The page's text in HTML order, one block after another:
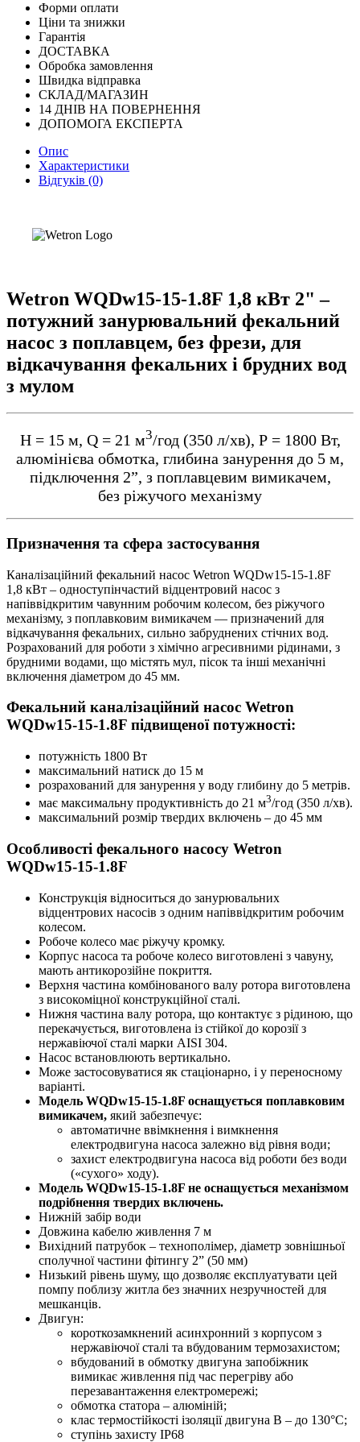
Форми оплати
Ціни та знижки
Гарантія
ДОСТАВКА
Обробка замовлення
Швидка відправка
СКЛАД/МАГАЗИН
14 ДНІВ НА ПОВЕРНЕННЯ
ДОПОМОГА ЕКСПЕРТА
Опис
Характеристики
Відгуків (0)
Wetron WQDw15-15-1.8F 1,8 кВт 2" –
потужний занурювальний фекальний
насос з поплавцем, без фрези, для
відкачування фекальних і брудних вод
з мулом
Н = 15 м, Q = 21 м3/год (350 л/хв), Р = 1800 Вт,
алюмінієва обмотка, глибина занурення до 5 м,
підключення 2”, з поплавцевим вимикачем,
без ріжучого механізму
Призначення та сфера застосування
Каналізаційний фекальний насос Wetron WQDw15-15-1.8F
1,8 кВт – одноступінчастий відцентровий насос з
напіввідкритим чавунним робочим колесом, без ріжучого
механізму, з поплавковим вимикачем — призначений для
відкачування фекальних, сильно забруднених стічних вод.
Розрахований для роботи з хімічно агресивними рідинами, з
брудними водами, що містять мул, пісок та інші механічні
включення діаметром до 45 мм.
Фекальний каналізаційний насос Wetron
WQDw15-15-1.8F підвищеної потужності:
потужність 1800 Вт
максимальний натиск до 15 м
розрахований для занурення у воду глибину до 5 метрів.
має максимальну продуктивність до 21 м3/год (350 л/хв).
максимальний розмір твердих включень – до 45 мм
Особливості фекального насосу Wetron
WQDw15-15-1.8F
Конструкція відноситься до занурювальних
відцентрових насосів з одним напіввідкритим робочим
колесом.
Робоче колесо має ріжучу кромку.
Корпус насоса та робоче колесо виготовлені з чавуну,
мають антикорозійне покриття.
Верхня частина комбінованого валу ротора виготовлена ​​
з високоміцної конструкційної сталі.
Нижня частина валу ротора, що контактує з рідиною, що
перекачується, виготовлена ​​із стійкої до корозії з
нержавіючої сталі марки AISI 304.
Насос встановлюють вертикально.
Може застосовуватися як стаціонарно, і у переносному
варіанті.
Модель WQDw15-15-1.8F оснащується поплавковим
вимикачем, який забезпечує:
автоматичне ввімкнення і вимкнення
електродвигуна насоса залежно від рівня води;
захист електродвигуна насоса від роботи без води
(«сухого» ходу).​
Модель WQDw15-15-1.8F не оснащується механізмом
подрібнення твердих включень.
Нижній забір води
Довжина кабелю живлення 7 м
Вихідний патрубок – технополімер, діаметр зовнішньої
сполучної частини фітингу 2” (50 мм)
Низький рівень шуму, що дозволяє експлуатувати цей
помпу поблизу житла без значних незручностей для
мешканців.
Двигун:
короткозамкнений асинхронний з корпусом з
нержавіючої сталі та вбудованим термозахистом;
вбудований в обмотку двигуна запобіжник
вимикає живлення під час перегріву або
перезавантаження електромережі;
обмотка статора – алюміній;
клас термостійкості ізоляції двигуна B – до 130°С;
ступінь захисту IP68